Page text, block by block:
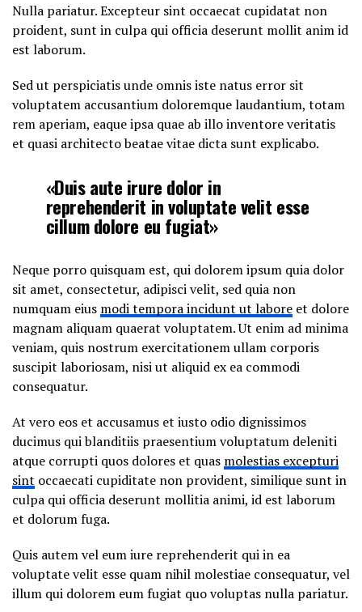
Nulla pariatur. Excepteur sint occaecat cupidatat non
proident, sunt in culpa qui officia deserunt mollit anim id
est laborum.
Sed ut perspiciatis unde omnis iste natus error sit
voluptatem accusantium doloremque laudantium, totam
rem aperiam, eaque ipsa quae ab illo inventore veritatis
et quasi architecto beatae vitae dicta sunt explicabo.
«Duis aute irure dolor in
reprehenderit in voluptate velit esse
cillum dolore eu fugiat»
Neque porro quisquam est, qui dolorem ipsum quia dolor
sit amet, consectetur, adipisci velit, sed quia non
numquam eius modi tempora incidunt ut labore et dolore
magnam aliquam quaerat voluptatem. Ut enim ad minima
veniam, quis nostrum exercitationem ullam corporis
suscipit laboriosam, nisi ut aliquid ex ea commodi
consequatur.
At vero eos et accusamus et iusto odio dignissimos
ducimus qui blanditiis praesentium voluptatum deleniti
atque corrupti quos dolores et quas molestias excepturi
sint occaecati cupiditate non provident, similique sunt in
culpa qui officia deserunt mollitia animi, id est laborum
et dolorum fuga.
Quis autem vel eum iure reprehenderit qui in ea
voluptate velit esse quam nihil molestiae consequatur, vel
illum qui dolorem eum fugiat quo voluptas nulla pariatur.